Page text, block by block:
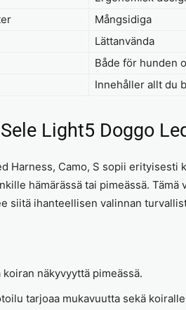
Mångsidiga
Lättanvända
Både för hunden
Innehåller allt du
Light5 Doggo
Harness, Camo, S sopii erityisesti
hämärässä tai pimeässä.
siitä ihanteellisen valinnan
koiran näkyvyyttä pimeässä.
tarjoaa mukavuutta sekä